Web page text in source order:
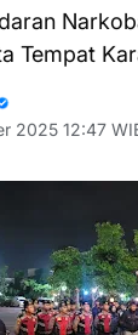
Tempat
2025 12:47